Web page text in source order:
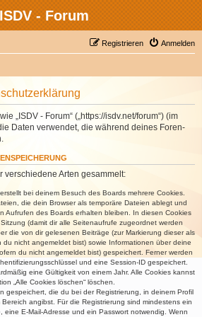
- Forum
Anmelden
Registrieren
„ISDV - Forum“ („https://isdv.net/forum“) (im
Daten verwendet, die während deines Foren-
verschiedene Arten gesammelt:
bei deinem Besuch des Boards mehrere Cookies.
die dein Browser als temporäre Dateien ablegt und
Aufrufen des Boards erhalten bleiben. In diesen Cookies
(damit dir alle Seitenaufrufe zugeordnet werden
die von dir gelesenen Beiträge (zur Markierung dieser als
nicht angemeldet bist) sowie Informationen über deine
du nicht angemeldet bist) gespeichert. Ferner werden
und eine Session-ID gespeichert.
eine Gültigkeit von einem Jahr. Alle Cookies kannst
„Alle Cookies löschen“ löschen.
gespeichert, die du bei der Registrierung, in deinem Profil
angibst. Für die Registrierung sind mindestens ein
eine E-Mail-Adresse und ein Passwort notwendig. Wenn